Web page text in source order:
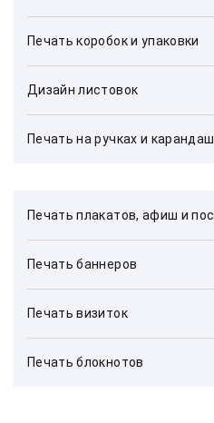
Печать коробок и упаковки
Дизайн листовок
Печать на ручках и
Печать плакатов, афиш и
Печать баннеров
Печать визиток
Печать блокнотов